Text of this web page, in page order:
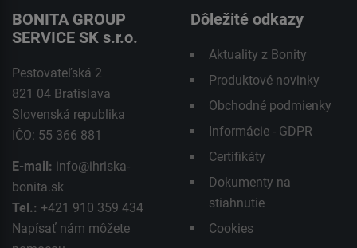
BONITA GROUP
SERVICE SK s.r.o.
Pestovateľská 2
821 04 Bratislava
Slovenská republika
IČO: 55 366 881
E-mail: info@ihriska-
bonita.sk
Tel.: +421 910 359 434
Napísať nám môžete
Dôležité odkazy
Aktuality z Bonity
Produktové novinky
Obchodné podmienky
Informácie - GDPR
Certifikáty
Dokumenty na
stiahnutie
Cookies